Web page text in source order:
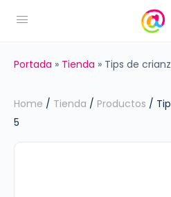
Portada » Tienda » Tips de
Home / Tienda / Productos /
5